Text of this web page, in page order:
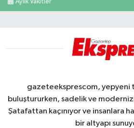
Aylık Vakitler
gazeteeksprescom, yepyeni
buluştururken, sadelik ve
Şatafattan kaçınıyor ve insanlara
bir altyapı